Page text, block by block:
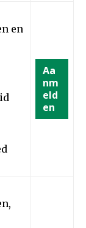
en
Aa
nm
eld
en